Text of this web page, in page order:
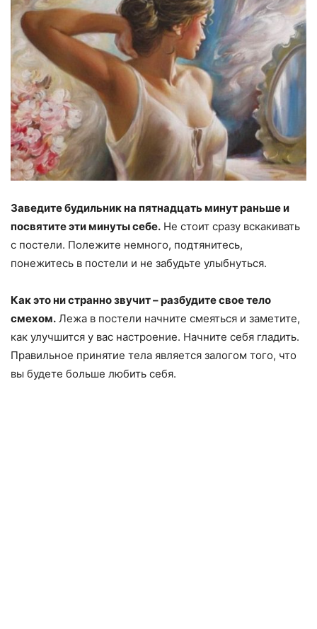
Заведите будильник на пятнадцать минут раньше и
посвятите эти минуты себе. Не стоит сразу вскакивать
с постели. Полежите немного, подтянитесь,
понежитесь в постели и не забудьте улыбнуться.
Как это ни странно звучит – разбудите свое тело
смехом. Лежа в постели начните смеяться и заметите,
как улучшится у вас настроение. Начните себя гладить.
Правильное принятие тела является залогом того, что
вы будете больше любить себя.